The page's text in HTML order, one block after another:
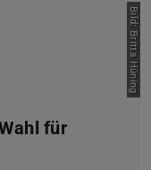
Bild: Britta Hüning
für